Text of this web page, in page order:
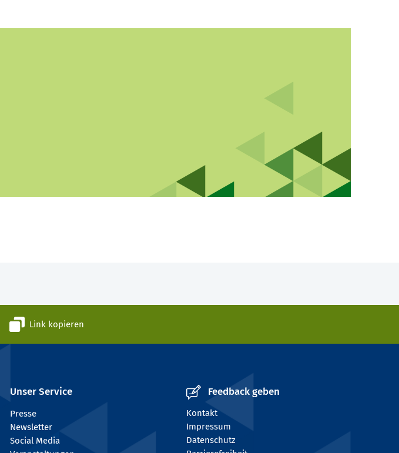
Link kopieren
Unser Service
Presse
Newsletter
Social Media
Feedback geben
Kontakt
Impressum
Datenschutz